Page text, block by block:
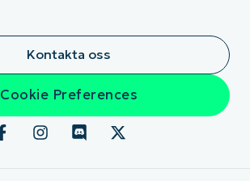
Kontakta oss
Cookie Preferences